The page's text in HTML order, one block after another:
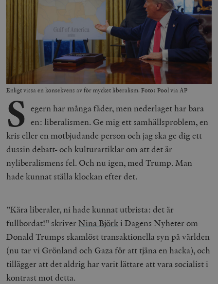
Enligt vissa en konsekvens av för mycket liberalism. Foto: Pool via AP
S egern har många fäder, men nederlaget har bara
en: liberalismen. Ge mig ett samhällsproblem, en
kris eller en motbjudande person och jag ska ge dig ett
dussin debatt- och kulturartiklar om att det är
nyliberalismens fel. Och nu igen, med Trump. Man
hade kunnat ställa klockan efter det.
”Kära liberaler, ni hade kunnat utbrista: det är
fullbordat!” skriverNina Björki Dagens Nyheter om
Donald Trumps skamlöst transaktionella syn på världen
(nu tar vi Grönland och Gaza för att tjäna en hacka), och
tillägger att det aldrig har varit lättare att vara socialist i
kontrast mot detta.